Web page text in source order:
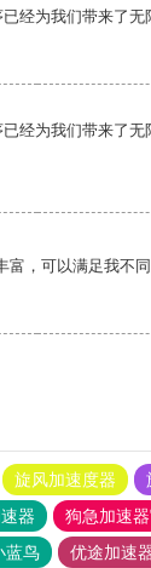
经为我们带来了无
经为我们带来了
，可以满足我不同
旋风加速度器
器
狗急加速
蓝鸟 优途加速